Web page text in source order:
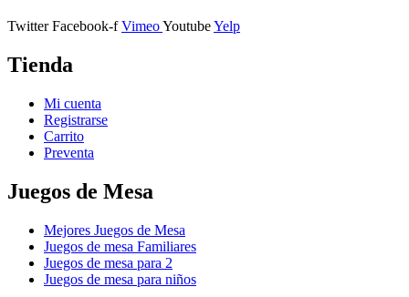
Twitter Facebook-f VimeoYoutubeYelp
Tienda
Mi cuenta
Registrarse
Carrito
Preventa
Juegos de Mesa
Mejores Juegos de Mesa
Juegos de mesa Familiares
Juegos de mesa para 2
Juegos de mesa para niños